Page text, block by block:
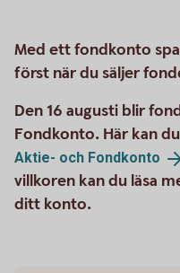
Med ett fondkonto
först när du säljer
Den 16 augusti blir
Fondkonto. Här kan
Aktie- och Fondkonto
villkoren kan du läsa
ditt konto.